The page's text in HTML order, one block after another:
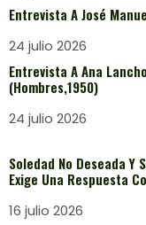
Entrevista A José
24 julio 2026
Entrevista A Ana
(Hombres,1950)
24 julio 2026
Soledad No Deseada
Exige Una Respuesta
16 julio 2026